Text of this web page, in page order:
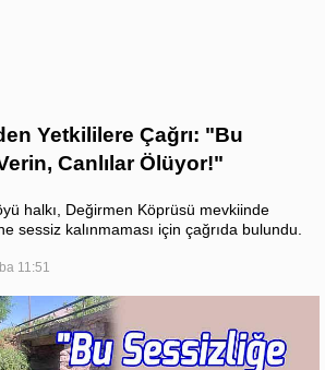
Yetkililere Çağrı: "Bu
Canlılar Ölüyor!"
halkı, Değirmen Köprüsü mevkiinde
sessiz kalınmaması için çağrıda bulundu.
11:51